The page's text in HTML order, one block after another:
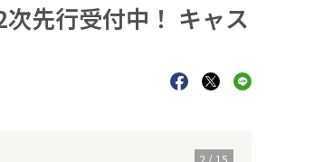
競輪
先行受付中！ キャス